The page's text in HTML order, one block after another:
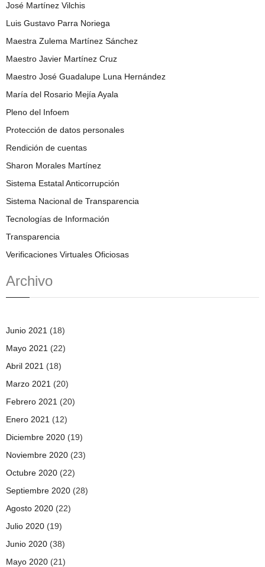
José Martínez Vilchis
Luis Gustavo Parra Noriega
Maestra Zulema Martínez Sánchez
Maestro Javier Martínez Cruz
Maestro José Guadalupe Luna Hernández
María del Rosario Mejía Ayala
Pleno del Infoem
Protección de datos personales
Rendición de cuentas
Sharon Morales Martínez
Sistema Estatal Anticorrupción
Sistema Nacional de Transparencia
Tecnologías de Información
Transparencia
Verificaciones Virtuales Oficiosas
Archivo
Junio 2021 (18)
Mayo 2021 (22)
Abril 2021 (18)
Marzo 2021 (20)
Febrero 2021 (20)
Enero 2021 (12)
Diciembre 2020 (19)
Noviembre 2020 (23)
Octubre 2020 (22)
Septiembre 2020 (28)
Agosto 2020 (22)
Julio 2020 (19)
Junio 2020 (38)
Mayo 2020 (21)